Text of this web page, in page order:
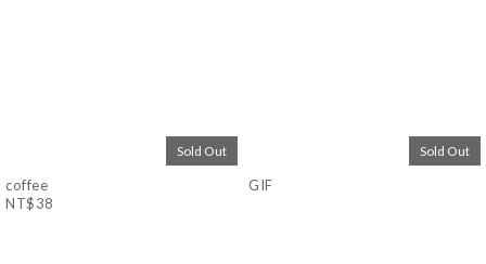
Sold Out
coffee
NT$38
Sold Out
GIF